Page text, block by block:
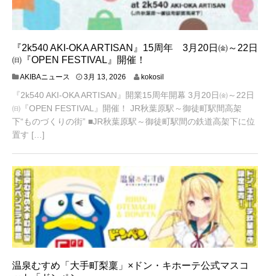
『2k540 AKI-OKA ARTISAN』15周年 3月20日㈮～22日
㈰『OPEN FESTIVAL』開催！
AKIBAニュース 3月 13, 2026
1
,
2
kokosil
『2k540 AKI-OKA ARTISAN』開業15周年開幕 3月20日㈮～22日
㈰『OPEN FESTIVAL』開催！ JR秋葉原駅～御徒町駅間高架
下“ものづくりの街” ■JR秋葉原駅～御徒町駅間の鉄道高架下に位
置す […]
温泉むすめ「大手町梨稟」×ドン・キホーテ公式マスコ